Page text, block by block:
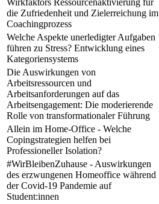
Wirkfaktors Ressourcenaktivierung für
die Zufriedenheit und Zielerreichung im
Coachingprozess
Welche Aspekte unerledigter Aufgaben
führen zu Stress? Entwicklung eines
Kategoriensystems
Die Auswirkungen von
Arbeitsressourcen und
Arbeitsanforderungen auf das
Arbeitsengagement: Die moderierende
Rolle von transformationaler Führung
Allein im Home-Office - Welche
Copingstrategien helfen bei
Professioneller Isolation?
#WirBleibenZuhause - Auswirkungen
des erzwungenen Homeoffice während
der Covid-19 Pandemie auf
Student:innen